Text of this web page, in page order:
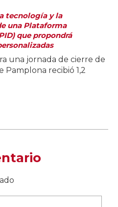
tecnología y la
una Plataforma
que propondrá
una jornada de cierre de
recibió 1,2